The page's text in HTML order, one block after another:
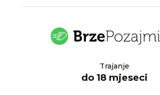
Trajanje
do 18 mjeseci